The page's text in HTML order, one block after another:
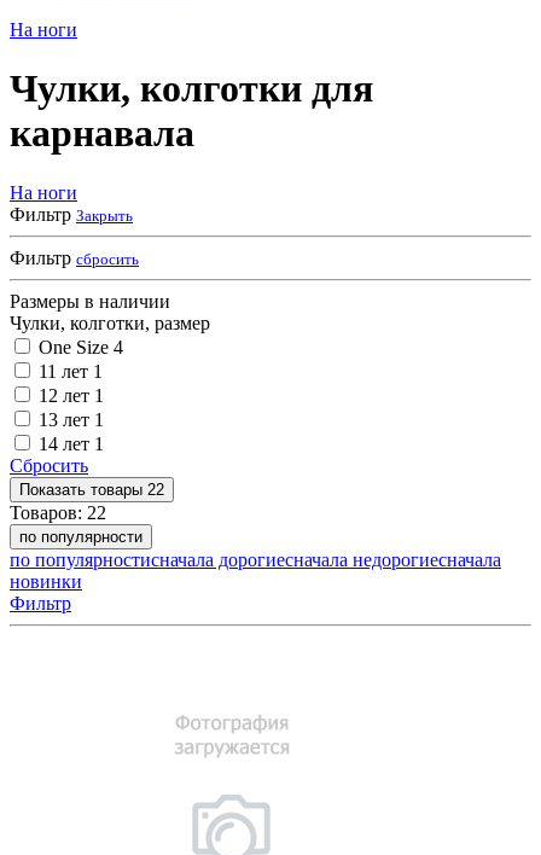
На ноги
Чулки, колготки для
карнавала
На ноги
Фильтр Закрыть
Фильтр сбросить
Размеры в наличии
Чулки, колготки, размер
One Size 4
11 лет 1
12 лет 1
13 лет 1
14 лет 1
Сбросить
Показать товары 22
Товаров: 22
по популярности
по популярностисначала дорогиесначала недорогиесначала
новинки
Фильтр